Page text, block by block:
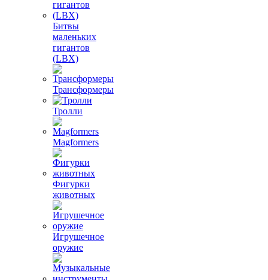
Битвы
маленьких
гигантов
(LBX)
Трансформеры
Тролли
Magformers
Фигурки
животных
Игрушечное
оружие